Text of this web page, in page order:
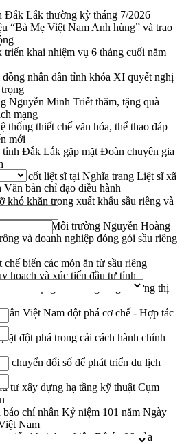
Lắk thường kỳ tháng 7/2026
“Bà Mẹ Việt Nam Anh hùng” và trao
khai nhiệm vụ 6 tháng cuối năm
nhân dân tỉnh khóa XI quyết nghị
Nguyễn Minh Triết thăm, tặng quà
mạng
thống thiết chế văn hóa, thể thao đáp
mới
Đắk Lắk gặp mặt Đoàn chuyên gia
hài cốt liệt sĩ tại Nghĩa trang Liệt sĩ xã
khó khăn trong xuất khẩu sầu riêng và
nghiệp và Môi trường Nguyễn Hoàng
và doanh nghiệp đóng gói sầu riêng
biến các món ăn từ sầu riêng
hoạch và xúc tiến đầu tư tỉnh
chủ động thích ứng để giữ vững thị
Việt Nam đột phá cơ chế - Hợp tác
đột phá trong cải cách hành chính
chuyển đổi số để phát triển du lịch
tư xây dựng hạ tầng kỹ thuật Cụm
báo chí nhân Kỷ niệm 101 năm Ngày
Nam
triển khai thực hiện Đề án 06 của
Văn bản chỉ đạo điều hành